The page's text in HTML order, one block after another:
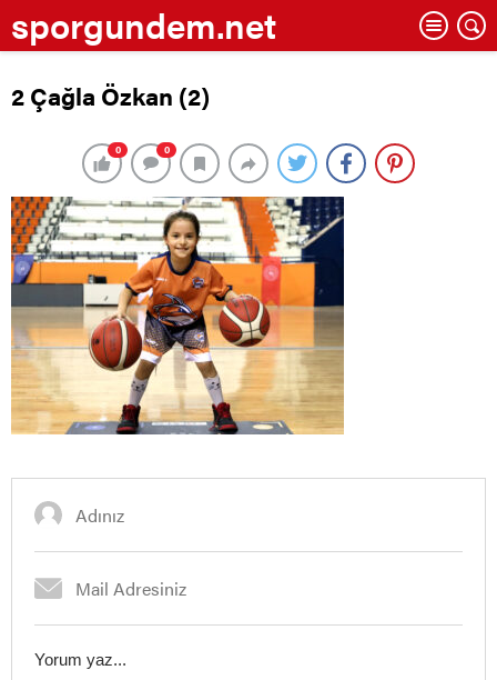
sporgundem.net
2 Çağla Özkan (2)
0 0